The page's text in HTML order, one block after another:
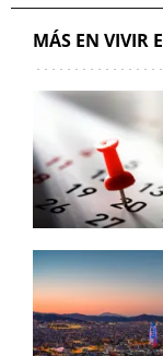
MÁS EN VIVIR